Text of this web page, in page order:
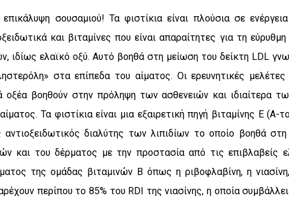
σουσαμιού! Τα φιστίκια είναι πλούσια σε
και βιταμίνες που είναι απαραίτητες για τη εύρυθμη
ιδίως ελαϊκό οξύ. Αυτό βοηθά στη μείωση του δείκτη LDL
στα επίπεδα του αίματος. Οι ερευνητικές μελέτες
οξέα βοηθούν στην πρόληψη των ασθενειών και ιδιαίτερα
Τα φιστίκια είναι μια εξαιρετική πηγή βιταμίνης Ε (Α-
διαλύτης των λιπιδίων το οποίο βοηθά
και του δέρματος με την προστασία από τις επιβλαβείς
της ομάδας βιταμινών Β όπως η ριβοφλαβίνη, η
περίπου το 85% του RDI της νιασίνης, η οποία